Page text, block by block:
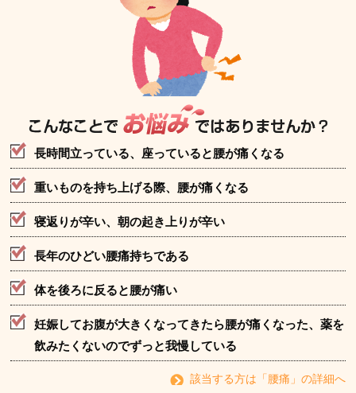
長時間立っている、座っていると腰が痛くなる
重いものを持ち上げる際、腰が痛くなる
寝返りが辛い、朝の起き上りが辛い
長年のひどい腰痛持ちである
体を後ろに反ると腰が痛い
妊娠してお腹が大きくなってきたら腰が痛くなった、薬を
飲みたくないのでずっと我慢している
該当する方は「腰痛」の詳細へ